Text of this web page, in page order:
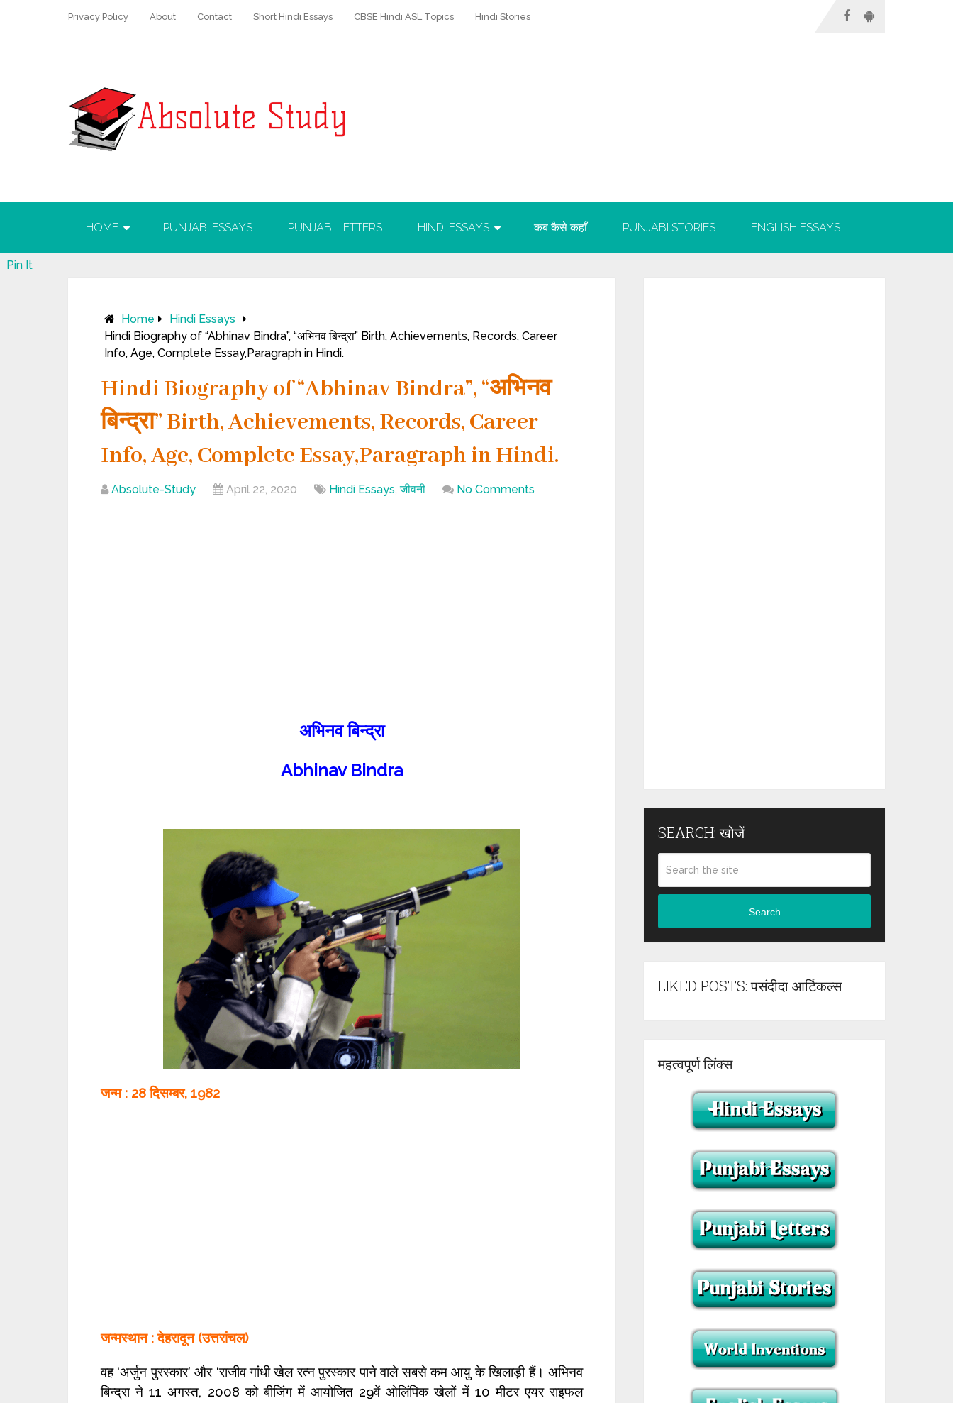
Privacy Policy About Contact Short Hindi Essays CBSE Hindi ASL Topics Hindi Stories
HOME PUNJABI ESSAYS PUNJABI LETTERS HINDI ESSAYS कब कैसे कहाँ PUNJABI STORIES ENGLISH ESSAYS
Home
Hindi Essays
Hindi Biography of “Abhinav Bindra”, “अभिनव बिन्द्रा” Birth, Achievements, Records, Career
Info, Age, Complete Essay,Paragraph in Hindi.
Hindi Biography of “Abhinav Bindra”, “अभिनव
बिन्द्रा” Birth, Achievements, Records, Career
Info, Age, Complete Essay,Paragraph in Hindi.
Absolute-Study April 22, 2020 Hindi Essays,जीवनी No Comments
अभिनव बिन्द्रा
Abhinav Bindra
जन्म : 28दिसम्बर, 1982
जन्मस्थान : देहरादून (उत्तरांचल)
वह ‘अर्जुन पुरस्कार’ और ‘राजीव गांधी खेल रत्न पुरस्कार पाने वाले सबसे कम आयु के खिलाड़ी हैं। अभिनव
बिन्द्रा ने 11 अगस्त, 2008 को बीजिंग में आयोजित 29वें ओलिंपिक खेलों में 10 मीटर एयर राइफल
Pin It
SEARCH: खोजें
Search
LIKED POSTS: पसंदीदा आर्टिकल्स
महत्वपूर्ण लिंक्स